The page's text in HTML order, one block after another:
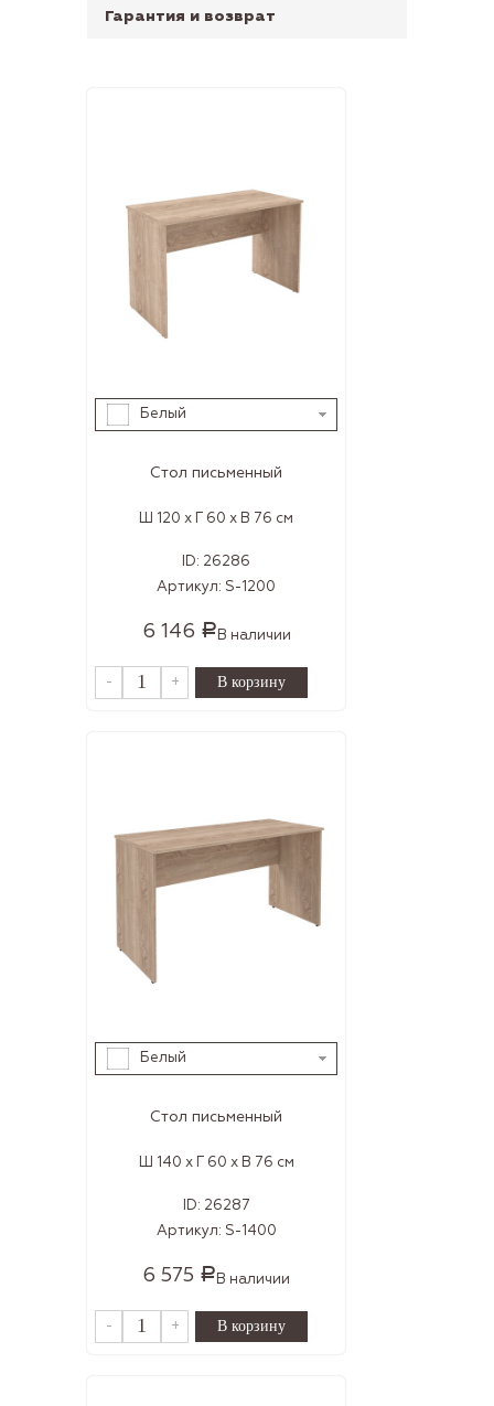
Гарантия и возврат
Белый
Стол письменный
Ш 120 x Г 60 x В 76 см
ID: 26286
Артикул: S-1200
6 146 Р В наличии
- +
Белый
Стол письменный
Ш 140 x Г 60 x В 76 см
ID: 26287
Артикул: S-1400
6 575 Р В наличии
- +